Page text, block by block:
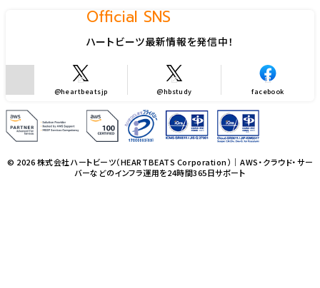
Official SNS
ハートビーツ最新情報を発信中！
@heartbeatsjp @hbstudy facebook
© 2026 株式会社ハートビーツ（HEARTBEATS Corporation）｜AWS・クラウド・サー
バーなどのインフラ運用を24時間365日サポート